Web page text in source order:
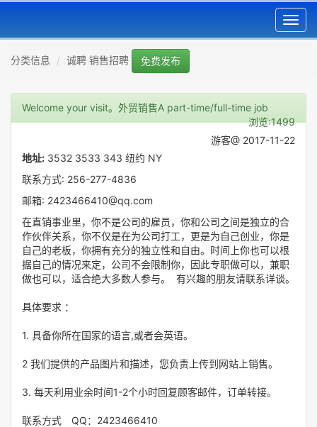
分类信息 诚聘 销售招聘 免费发布
Welcome your visit。外贸销售A part-time/full-time job
浏览:1499
游客@ 2017-11-22
地址: 3532 3533 343 纽约 NY
联系方式: 256-277-4836
邮箱: 2423466410@qq.com
在直销事业里，你不是公司的雇员，你和公司之间是独立的合
作伙伴关系，你不仅是在为公司打工，更是为自己创业，你是
自己的老板，你拥有充分的独立性和自由。时间上你也可以根
据自己的情况来定，公司不会限制你，因此专职做可以，兼职
做也可以，适合绝大多数人参与。 有兴趣的朋友请联系详谈。
具体要求 ：
1. 具备你所在国家的语言,或者会英语。
2 我们提供的产品图片和描述，您负责上传到网站上销售。
3. 每天利用业余时间1-2个小时回复顾客邮件，订单转接。
联系方式 QQ：2423466410